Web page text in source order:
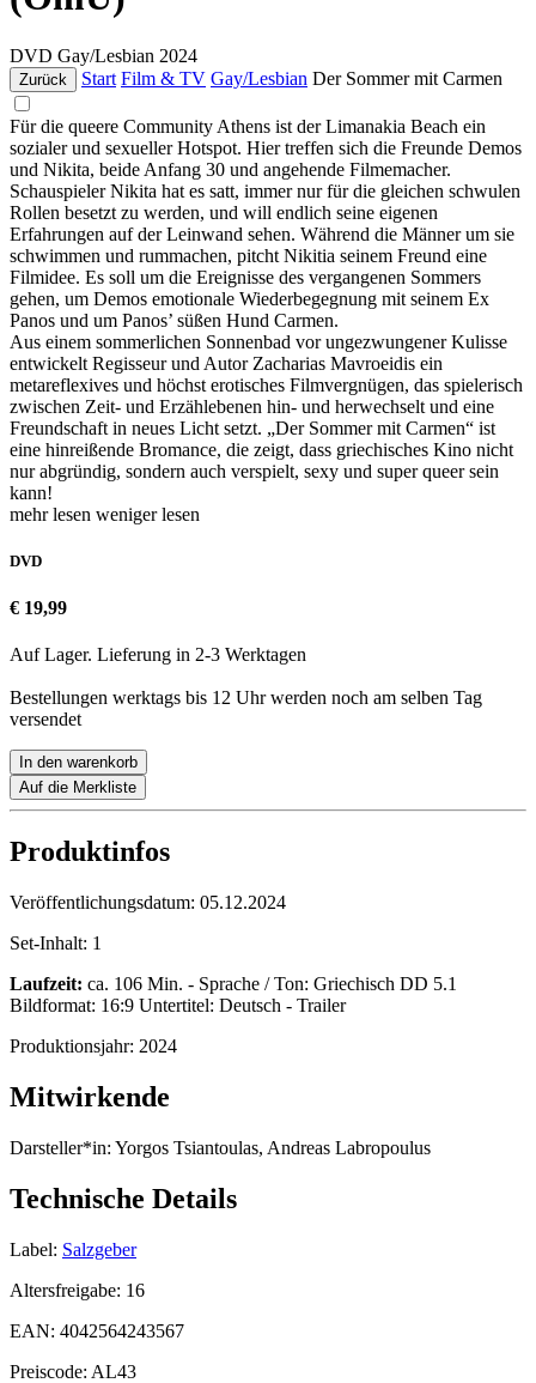
DVD Gay/Lesbian 2024
Zurück Start Film & TV Gay/Lesbian Der Sommer mit Carmen
Für die queere Community Athens ist der Limanakia Beach ein
sozialer und sexueller Hotspot. Hier treffen sich die Freunde Demos
und Nikita, beide Anfang 30 und angehende Filmemacher.
Schauspieler Nikita hat es satt, immer nur für die gleichen schwulen
Rollen besetzt zu werden, und will endlich seine eigenen
Erfahrungen auf der Leinwand sehen. Während die Männer um sie
schwimmen und rummachen, pitcht Nikitia seinem Freund eine
Filmidee. Es soll um die Ereignisse des vergangenen Sommers
gehen, um Demos emotionale Wiederbegegnung mit seinem Ex
Panos und um Panos’ süßen Hund Carmen.
Aus einem sommerlichen Sonnenbad vor ungezwungener Kulisse
entwickelt Regisseur und Autor Zacharias Mavroeidis ein
metareflexives und höchst erotisches Filmvergnügen, das spielerisch
zwischen Zeit- und Erzählebenen hin- und herwechselt und eine
Freundschaft in neues Licht setzt. „Der Sommer mit Carmen“ ist
eine hinreißende Bromance, die zeigt, dass griechisches Kino nicht
nur abgründig, sondern auch verspielt, sexy und super queer sein
kann!
mehr lesen weniger lesen
DVD
€ 19,99
Auf Lager. Lieferung in 2-3 Werktagen
Bestellungen werktags bis 12 Uhr werden noch am selben Tag
versendet
In den warenkorb
Auf die Merkliste
Produktinfos
Veröffentlichungsdatum: 05.12.2024
Set-Inhalt: 1
Laufzeit: ca. 106 Min. - Sprache / Ton: Griechisch DD 5.1
Bildformat: 16:9 Untertitel: Deutsch - Trailer
Produktionsjahr: 2024
Mitwirkende
Darsteller*in: Yorgos Tsiantoulas, Andreas Labropoulus
Technische Details
Label: Salzgeber
Altersfreigabe: 16
EAN: 4042564243567
Preiscode: AL43